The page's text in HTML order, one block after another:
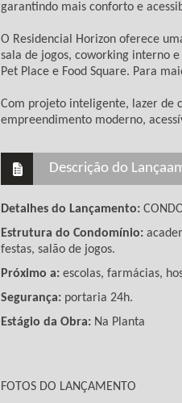
garantindo mais conforto e
O Residencial Horizon oferece
sala de jogos, coworking interno
Pet Place e Food Square. Para
Com projeto inteligente, lazer de
empreendimento moderno,
Descrição do
Detalhes do Lançamento:
Estrutura do Condomínio:
festas, salão de jogos.
Próximo a: escolas, farmácias,
Segurança: portaria 24h.
Estágio da Obra: Na Planta
FOTOS DO LANÇAMENTO